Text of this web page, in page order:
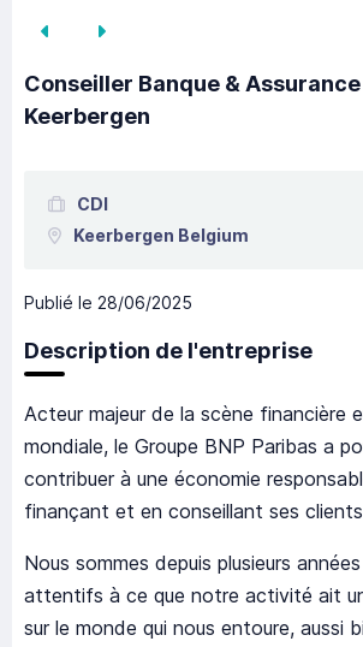
Conseiller Banque &
Keerbergen
CDI
Keerbergen Belgium
Publié le 28/06/2025
Description de l'entreprise
Acteur majeur de la scène financière
mondiale, le Groupe BNP Paribas a
contribuer à une économie
finançant et en conseillant ses
Nous sommes depuis plusieurs
attentifs à ce que notre activité ait
sur le monde qui nous entoure, aussi